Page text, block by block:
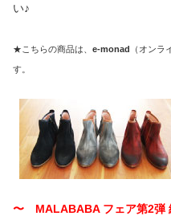
い♪
★こちらの商品は、 e-monad （オン
す。
〜 MALABABA フェア第2弾